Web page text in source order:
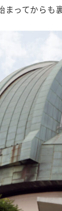
まってからも